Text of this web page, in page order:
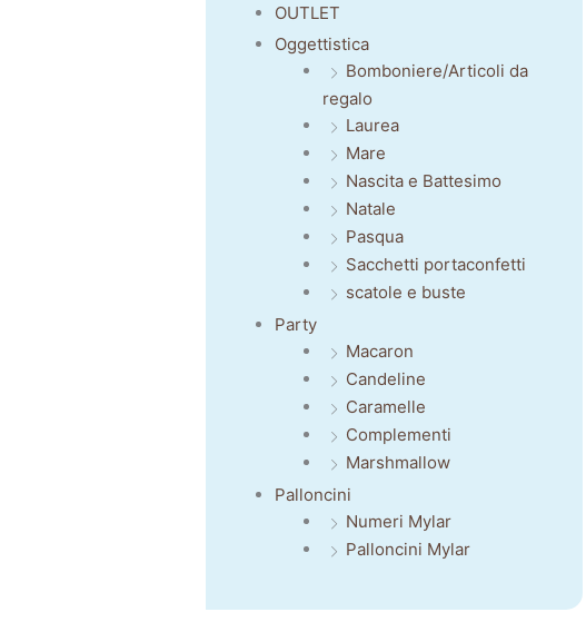
OUTLET
Oggettistica
Bomboniere/Articoli da
regalo
Laurea
Mare
Nascita e Battesimo
Natale
Pasqua
Sacchetti portaconfetti
scatole e buste
Party
Macaron
Candeline
Caramelle
Complementi
Marshmallow
Palloncini
Numeri Mylar
Palloncini Mylar